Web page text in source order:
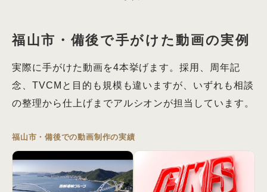
福山市・備後で手がけた動画の実例
実際に手がけた動画を4本挙げます。採用、周年記
念、TVCMと目的も規模も違いますが、いずれも相談
の整理から仕上げまでアルシオンが担当しています。
福山市・備後での動画制作の実績